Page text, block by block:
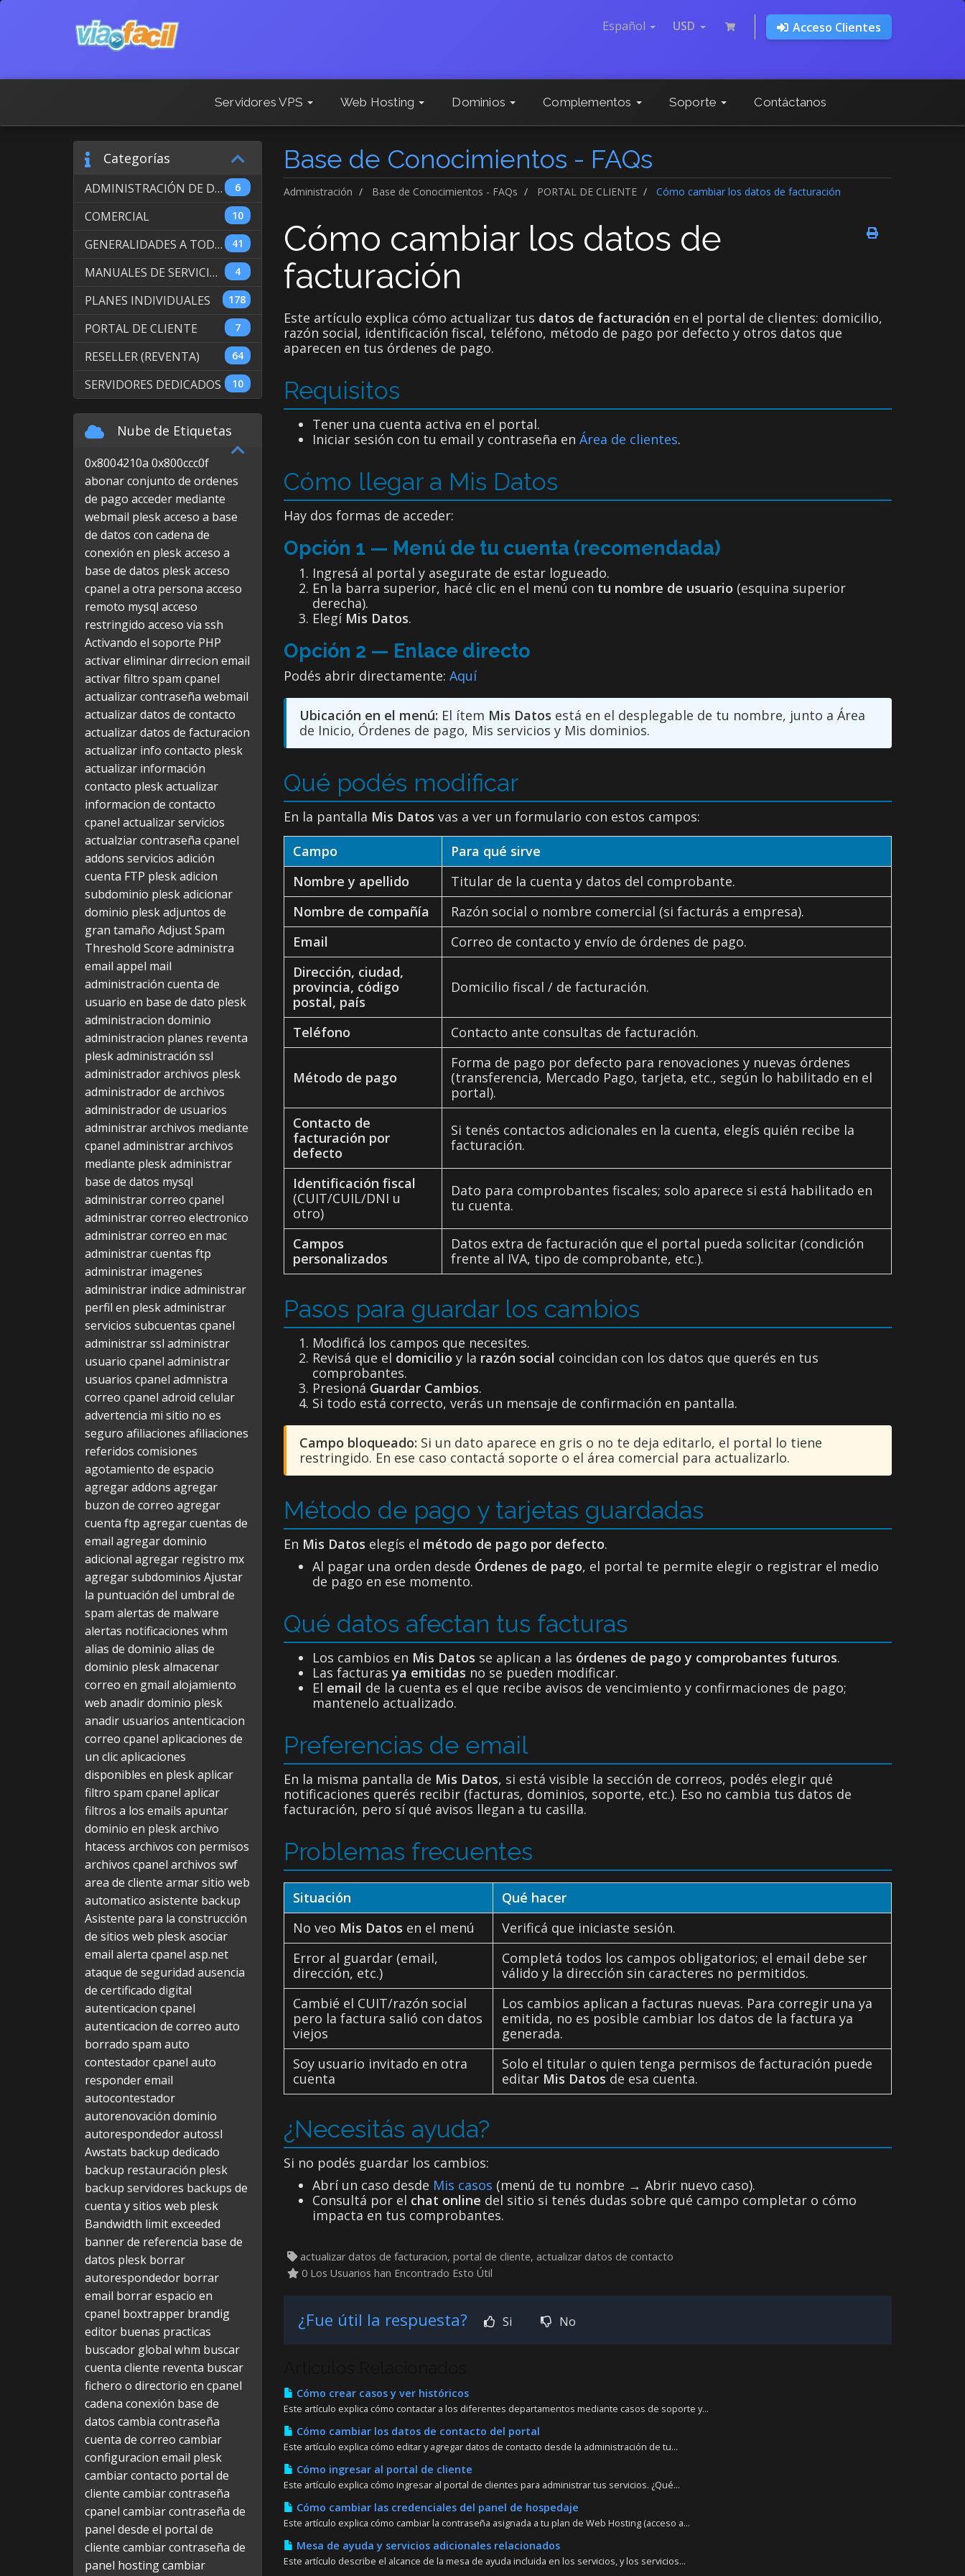
Español USD Acceso Clientes
Servidores VPS Web Hosting Dominios Complementos Soporte Contáctanos
Base de Conocimientos - FAQs
Administración Base de Conocimientos - FAQs PORTAL DE CLIENTE Cómo cambiar los datos de facturación
Categorías
6
ADMINISTRACIÓN DE DOMINIOS INTERNACIONALES
10
COMERCIAL
41
GENERALIDADES A TODOS LOS SERVICIOS
4
MANUALES DE SERVICIO DE WEB HOSTING
178
PLANES INDIVIDUALES
7
PORTAL DE CLIENTE
64
RESELLER (REVENTA)
10
SERVIDORES DEDICADOS
Cómo cambiar los datos de
facturación
Este artículo explica cómo actualizar tus datos de facturación en el portal de clientes: domicilio,
razón social, identificación fiscal, teléfono, método de pago por defecto y otros datos que
aparecen en tus órdenes de pago.
Requisitos
Tener una cuenta activa en el portal.
Iniciar sesión con tu email y contraseña en Área de clientes.
Cómo llegar a Mis Datos
Hay dos formas de acceder:
Opción 1 — Menú de tu cuenta (recomendada)
Ingresá al portal y asegurate de estar logueado.
En la barra superior, hacé clic en el menú con tu nombre de usuario (esquina superior
derecha).
Elegí Mis Datos.
Opción 2 — Enlace directo
Podés abrir directamente: Aquí
Ubicación en el menú: El ítem Mis Datos está en el desplegable de tu nombre, junto a Área
de Inicio, Órdenes de pago, Mis servicios y Mis dominios.
Qué podés modificar
En la pantalla Mis Datos vas a ver un formulario con estos campos:
Campo
Para qué sirve
Nombre y apellido
Titular de la cuenta y datos del comprobante.
Nombre de compañía
Razón social o nombre comercial (si facturás a empresa).
Email
Correo de contacto y envío de órdenes de pago.
Dirección, ciudad,
provincia, código
postal, país
Domicilio fiscal / de facturación.
Teléfono Contacto ante consultas de facturación.
Método de pago
Forma de pago por defecto para renovaciones y nuevas órdenes
(transferencia, Mercado Pago, tarjeta, etc., según lo habilitado en el
portal).
Contacto de
facturación por
defecto
Si tenés contactos adicionales en la cuenta, elegís quién recibe la
facturación.
Identificación fiscal
(CUIT/CUIL/DNI u
otro)
Dato para comprobantes fiscales; solo aparece si está habilitado en
tu cuenta.
Campos
personalizados
Datos extra de facturación que el portal pueda solicitar (condición
frente al IVA, tipo de comprobante, etc.).
Pasos para guardar los cambios
Modificá los campos que necesites.
Revisá que el domicilio y la razón social coincidan con los datos que querés en tus
comprobantes.
Presioná Guardar Cambios.
Si todo está correcto, verás un mensaje de confirmación en pantalla.
Campo bloqueado: Si un dato aparece en gris o no te deja editarlo, el portal lo tiene
restringido. En ese caso contactá soporte o el área comercial para actualizarlo.
Método de pago y tarjetas guardadas
En Mis Datos elegís el método de pago por defecto.
Al pagar una orden desde Órdenes de pago, el portal te permite elegir o registrar el medio
de pago en ese momento.
Qué datos afectan tus facturas
Los cambios en Mis Datos se aplican a las órdenes de pago y comprobantes futuros.
Las facturasya emitidas no se pueden modificar.
El email de la cuenta es el que recibe avisos de vencimiento y confirmaciones de pago;
mantenelo actualizado.
Preferencias de email
En la misma pantalla de Mis Datos, si está visible la sección de correos, podés elegir qué
notificaciones querés recibir (facturas, dominios, soporte, etc.). Eso no cambia tus datos de
facturación, pero sí qué avisos llegan a tu casilla.
Problemas frecuentes
Situación
Qué hacer
No veo Mis Datos en el menú
Verificá que iniciaste sesión.
Error al guardar (email,
dirección, etc.)
Completá todos los campos obligatorios; el email debe ser
válido y la dirección sin caracteres no permitidos.
Cambié el CUIT/razón social
pero la factura salió con datos
viejos
Los cambios aplican a facturas nuevas. Para corregir una ya
emitida, no es posible cambiar los datos de la factura ya
generada.
Soy usuario invitado en otra
cuenta
Solo el titular o quien tenga permisos de facturación puede
editar Mis Datos de esa cuenta.
¿Necesitás ayuda?
Si no podés guardar los cambios:
Abrí un caso desde Mis casos (menú de tu nombre → Abrir nuevo caso).
Consultá por el chat online del sitio si tenés dudas sobre qué campo completar o cómo
impacta en tus comprobantes.
actualizar datos de facturacion, portal de cliente, actualizar datos de contacto
0 Los Usuarios han Encontrado Esto Útil
¿Fue útil la respuesta? Si No
Cómo crear casos y ver históricos
Este artículo explica cómo contactar a los diferentes departamentos mediante casos de soporte y...
Cómo cambiar los datos de contacto del portal
Este artículo explica cómo editar y agregar datos de contacto desde la administración de tu...
Cómo ingresar al portal de cliente
Este artículo explica cómo ingresar al portal de clientes para administrar tus servicios. ¿Qué...
Cómo cambiar las credenciales del panel de hospedaje
Este artículo explica cómo cambiar la contraseña asignada a tu plan de Web Hosting (acceso a...
Mesa de ayuda y servicios adicionales relacionados
Este artículo describe el alcance de la mesa de ayuda incluida en los servicios, y los servicios...
Nube de Etiquetas
0x8004210a 0x800ccc0f
abonar conjunto de ordenes
de pago acceder mediante
webmail pleskacceso a base
de datos con cadena de
conexión en pleskacceso a
base de datos pleskacceso
cpanel a otra persona acceso
remoto mysql acceso
restringido acceso via ssh
Activando el soporte PHP
activar eliminar dirrecion email
activar filtro spam cpanel
actualizar contraseña webmail
actualizar datos de contacto
actualizar datos de facturacion
actualizar info contacto plesk
actualizar información
contacto pleskactualizar
informacion de contacto
cpanel actualizar servicios
actualziar contraseña cpanel
addons servicios adición
cuenta FTP pleskadicion
subdominio pleskadicionar
dominio pleskadjuntos de
gran tamaño Adjust Spam
Threshold Score administra
email appel mail
administración cuenta de
usuario en base de dato plesk
administracion dominio
administracion planes reventa
pleskadministración ssl
administrador archivos plesk
administrador de archivos
administrador de usuarios
administrar archivos mediante
cpanel administrar archivos
mediante pleskadministrar
base de datos mysql
administrar correo cpanel
administrar correo electronico
administrar correo en mac
administrar cuentas ftp
administrar imagenes
administrar indice administrar
perfil en pleskadministrar
servicios subcuentas cpanel
administrar ssl administrar
usuario cpanel administrar
usuarios cpanel admnistra
correo cpanel adroid celular
advertencia mi sitio no es
seguro afiliaciones afiliaciones
referidos comisiones
agotamiento de espacio
agregar addons agregar
buzon de correo agregar
cuenta ftp agregar cuentas de
email agregar dominio
adicional agregar registro mx
agregar subdominios Ajustar
la puntuación del umbral de
spam alertas de malware
alertas notificaciones whm
alias de dominio alias de
dominio pleskalmacenar
correo en gmail alojamiento
web anadir dominio plesk
anadir usuarios antenticacion
correo cpanel aplicaciones de
un clicaplicaciones
disponibles en pleskaplicar
filtro spam cpanel aplicar
filtros a los emails apuntar
dominio en pleskarchivo
htacess archivos con permisos
archivos cpanel archivos swf
area de cliente armar sitio web
automatico asistente backup
Asistente para la construcción
de sitios web pleskasociar
email alerta cpanel asp.net
ataque de seguridad ausencia
de certificado digital
autenticacion cpanel
autenticacion de correo auto
borrado spam auto
contestador cpanel auto
responder email
autocontestador
autorenovación dominio
autorespondedorautossl
Awstats backup dedicado
backup restauración plesk
backup servidores backups de
cuenta y sitios web plesk
Bandwidth limit exceeded
banner de referencia base de
datos plesk borrar
autorespondedor borrar
email borrar espacio en
cpanel boxtrapper brandig
editor buenas practicas
buscador global whm buscar
cuenta cliente reventa buscar
fichero o directorio en cpanel
cadena conexión base de
datos cambia contraseña
cuenta de correo cambiar
configuracion email plesk
cambiar contacto portal de
cliente cambiar contraseña
cpanel cambiar contraseña de
panel desde el portal de
cliente cambiar contraseña de
panel hostingcambiar